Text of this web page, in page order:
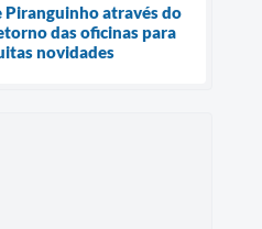
através do
das oficinas para
novidades